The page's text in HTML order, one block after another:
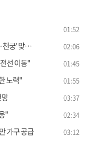
01:52
' 맞대응 02:06
선 이동" 01:45
노력" 01:55
03:37
" 02:34
가구 공급 03:12